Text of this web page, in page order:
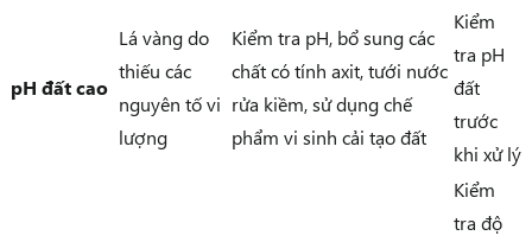
pH đất cao
Lá vàng do
thiếu các
nguyên tố vi
lượng
Kiểm tra pH, bổ sung các
chất có tính axit, tưới nước
rửa kiềm, sử dụng chế
phẩm vi sinh cải tạo đất
Kiểm
tra pH
đất
trước
khi xử lý
Kiểm
tra độ